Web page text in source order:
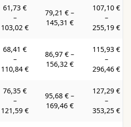
61,73 €
–
103,02 €
79,21 € –
145,31 €
107,10 €
–
255,19 €
68,41 €
–
110,84 €
86,97 € –
156,32 €
115,93 €
–
296,46 €
76,35 €
–
121,59 €
95,68 € –
169,46 €
127,29 €
–
353,25 €